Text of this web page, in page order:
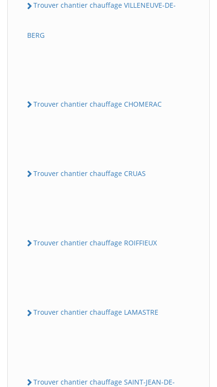
Trouver chantier chauffage VILLENEUVE-DE-
BERG
Trouver chantier chauffage CHOMERAC
Trouver chantier chauffage CRUAS
Trouver chantier chauffage ROIFFIEUX
Trouver chantier chauffage LAMASTRE
Trouver chantier chauffage SAINT-JEAN-DE-